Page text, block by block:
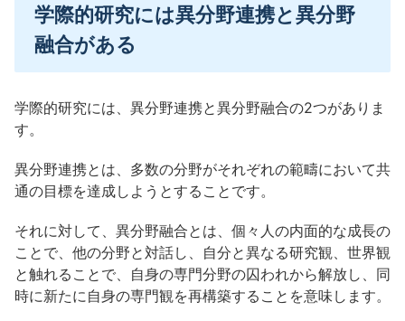
学際的研究には異分野連携と異分野
融合がある
学際的研究には、異分野連携と異分野融合の2つがありま
す。
異分野連携とは、多数の分野がそれぞれの範疇において共
通の目標を達成しようとすることです。
それに対して、異分野融合とは、個々人の内面的な成長の
ことで、他の分野と対話し、自分と異なる研究観、世界観
と触れることで、自身の専門分野の囚われから解放し、同
時に新たに自身の専門観を再構築することを意味します。